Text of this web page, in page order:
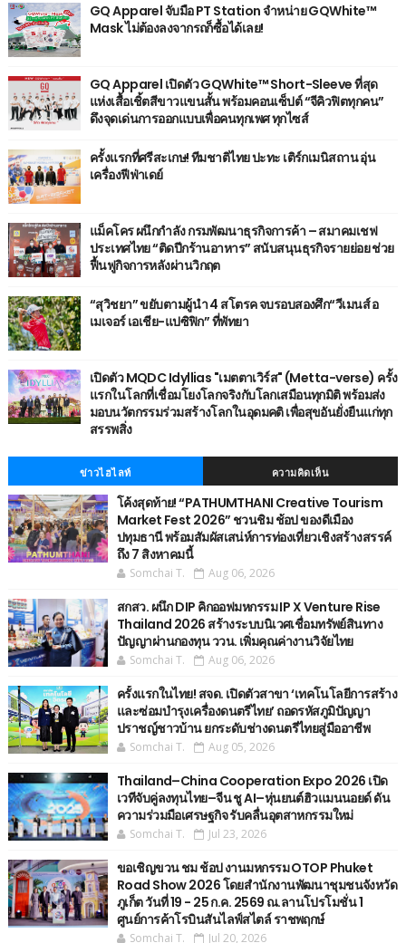
GQ Apparel จับมือ PT Station จำหน่าย GQWhite™
Mask ไม่ต้องลงจากรถก็ซื้อได้เลย!
GQ Apparel เปิดตัว GQWhite™ Short-Sleeve ที่สุด
แห่งเสื้อเชิ้ตสีขาวแขนสั้น พร้อมคอนเซ็ปต์ “จีคิวฟิตทุกคน”
ดึงจุดเด่นการออกแบบเพื่อคนทุกเพศ ทุกไซส์
ครั้งแรกที่ศรีสะเกษ! ทีมชาติไทย ปะทะ เติร์กเมนิสถาน อุ่น
เครื่องฟีฟ่าเดย์
แม็คโคร ผนึกกำลัง กรมพัฒนาธุรกิจการค้า – สมาคมเชฟ
ประเทศไทย “ติดปีกร้านอาหาร” สนับสนุนธุรกิจรายย่อย ช่วย
ฟื้นฟูกิจการหลังผ่านวิกฤต
“สุวิชยา” ขยับตามผู้นำ 4 สโตรค จบรอบสองศึก“วีเมนส์ อ
เมเจอร์ เอเชีย-แปซิฟิก” ที่พัทยา
เปิดตัว MQDC Idyllias "เมตตาเวิร์ส" (Metta-verse) ครั้ง
แรกในโลกที่เชื่อมโยงโลกจริงกับโลกเสมือนทุกมิติ พร้อมส่ง
มอบนวัตกรรมร่วมสร้างโลกในอุดมคติ เพื่อสุขอันยั่งยืนแก่ทุก
สรรพสิ่ง
ข่าวไฮไลท์ ความคิดเห็น
โค้งสุดท้าย! “PATHUMTHANI Creative Tourism
Market Fest 2026” ชวนชิม ช้อป ของดีเมือง
ปทุมธานี พร้อมสัมผัสเสน่ห์การท่องเที่ยวเชิงสร้างสรรค์
ถึง 7 สิงหาคมนี้
Somchai T. Aug 06, 2026
สกสว. ผนึก DIP คิกออฟมหกรรม IP X Venture Rise
Thailand 2026 สร้างระบบนิเวศเชื่อมทรัพย์สินทาง
ปัญญาผ่านกองทุน ววน. เพิ่มคุณค่างานวิจัยไทย
Somchai T. Aug 06, 2026
ครั้งแรกในไทย! สจด. เปิดตัวสาขา ‘เทคโนโลยีการสร้าง
และซ่อมบำรุงเครื่องดนตรีไทย’ ​ถอดรหัสภูมิปัญญา
ปราชญ์ชาวบ้าน ยกระดับช่างดนตรีไทยสู่มืออาชีพ
Somchai T. Aug 05, 2026
Thailand–China Cooperation Expo 2026 เปิด
เวทีจับคู่ลงทุนไทย–จีน ชู AI–หุ่นยนต์ฮิวแมนนอยด์ ดัน
ความร่วมมือเศรษฐกิจ รับคลื่นอุตสาหกรรมใหม่
Somchai T. Jul 23, 2026
ขอเชิญขวน ชม ช้อป งานมหกรรม OTOP Phuket
Road Show 2026 โดยสำนักงานพัฒนาชุมชนจังหวัด
ภูเก็ต วันที่ 19 - 25 ก.ค. 2569 ณ.ลานโปรโมชั่น 1
ศูนย์การค้าโรบินสันไลฟ์สไตล์ ราชพฤกษ์
Somchai T. Jul 20, 2026